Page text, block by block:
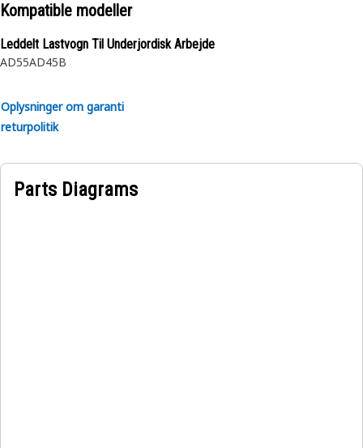
Kompatible modeller
Leddelt Lastvogn Til Underjordisk Arbejde
AD55AD45B
Oplysninger om garanti
returpolitik
Parts Diagrams